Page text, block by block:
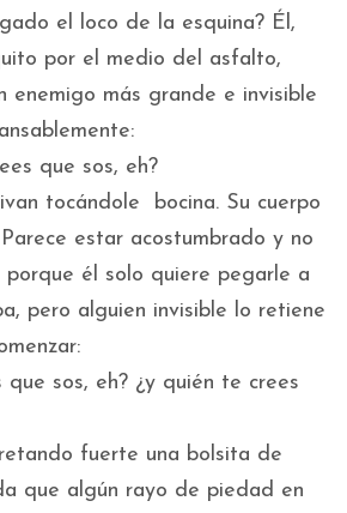
el loco de la esquina? Él,
por el medio del asfalto,
enemigo más grande e invisible
que sos, eh?
tocándole bocina. Su cuerpo
estar acostumbrado y no
porque él solo quiere pegarle a
pero alguien invisible lo retiene
que sos, eh? ¿y quién te crees
fuerte una bolsita de
que algún rayo de piedad en